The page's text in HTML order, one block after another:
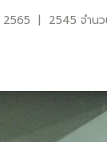
| 2545 จำนว